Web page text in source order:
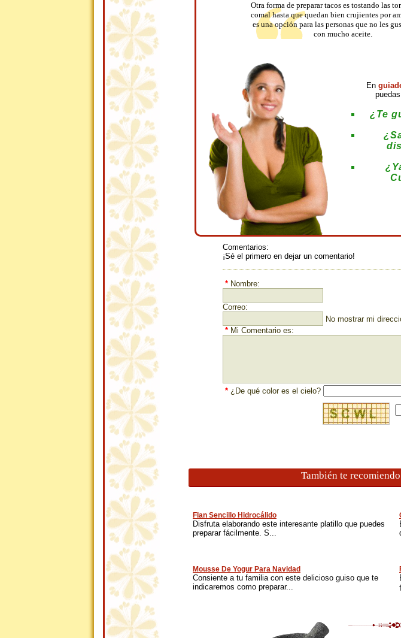
Otra forma de preparar tacos es tostando las
comal hasta que quedan bien crujientes por
es una opción para las personas que no les
con mucho aceite.
En
¿Te
Comentarios:
¡Sé el primero en dejar un comentario!
* Nombre:
Correo:
No mostrar mi
* Mi Comentario es:
* ¿De qué color es el cielo?
También te
Flan Sencillo Hidrocálido
Disfruta elaborando este interesante platillo que puedes
preparar fácilmente. S...
Mousse De Yogur Para Navidad
Consiente a tu familia con este delicioso guiso que te
indicaremos como preparar...